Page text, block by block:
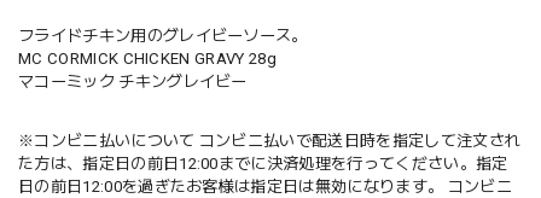
フライドチキン用のグレイビーソース。
MC CORMICK CHICKEN GRAVY 28g
マコーミック チキングレイビー
※コンビニ払いについて コンビニ払いで配送日時を指定して注文され
た方は、指定日の前日12:00までに決済処理を行ってください。指定
日の前日12:00を過ぎたお客様は指定日は無効になります。 コンビニ